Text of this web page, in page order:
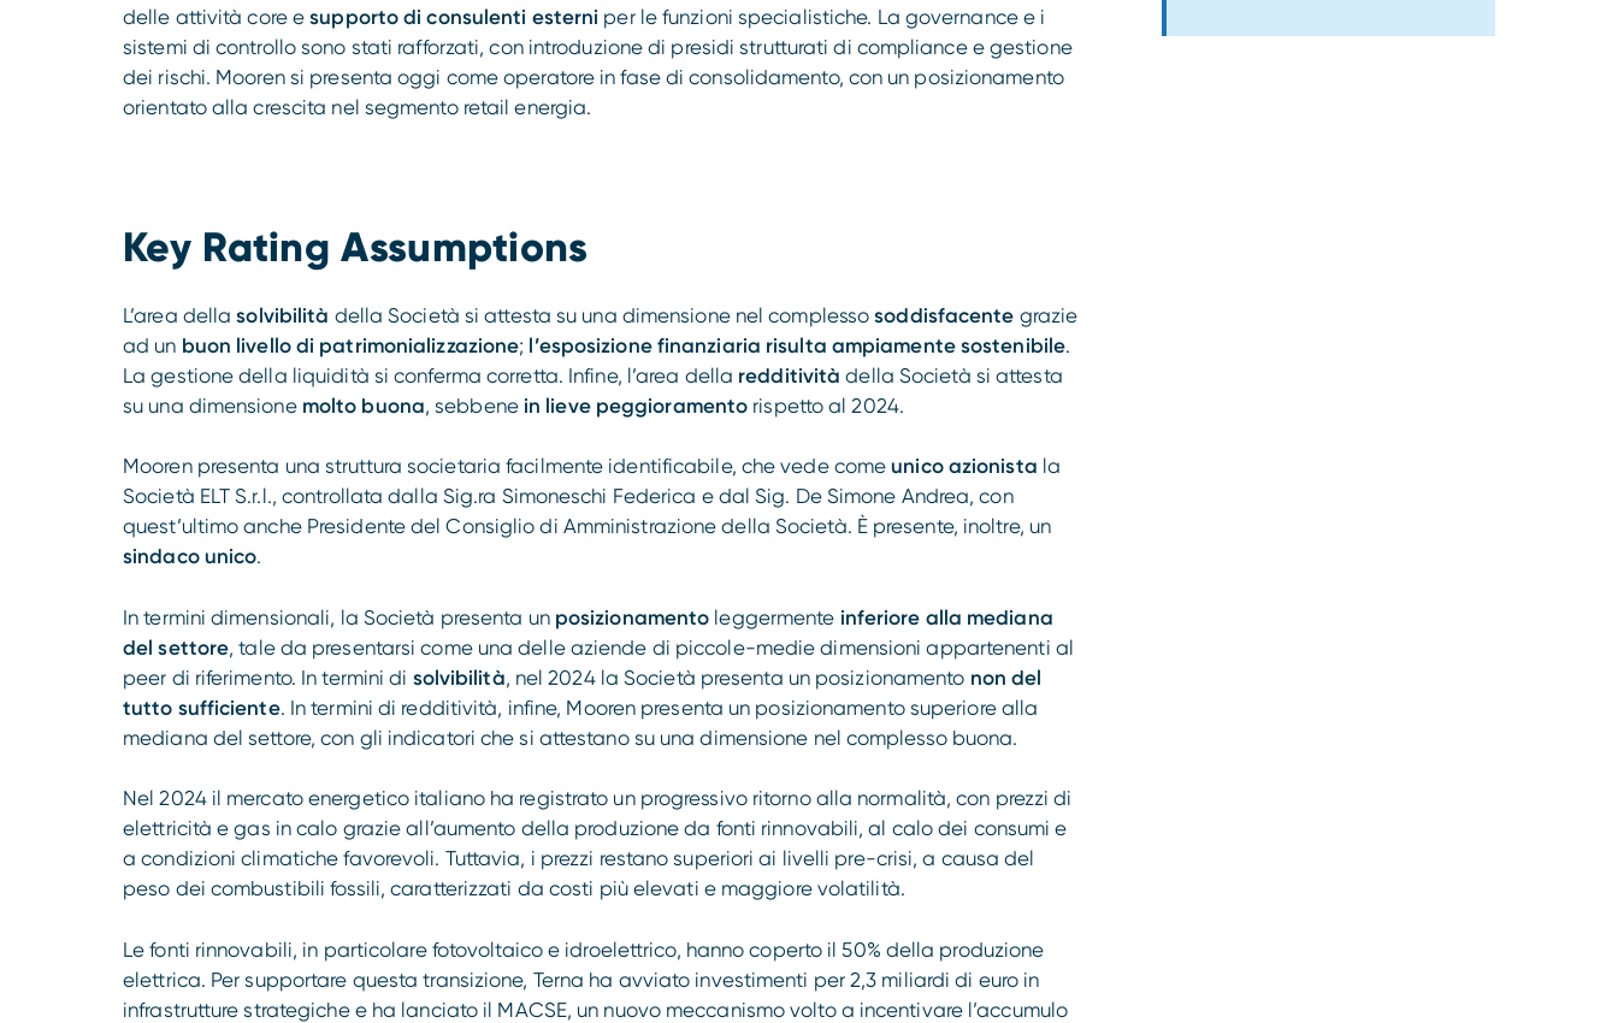
delle attività core esupporto di consulenti esterni per le funzioni specialistiche. La governance e i
sistemi di controllo sono stati rafforzati, con introduzione di presidi strutturati di compliance e gestione
dei rischi. Mooren si presenta oggi come operatore in fase di consolidamento, con un posizionamento
orientato alla crescita nel segmento retail energia.
Key Rating Assumptions
L’area dellasolvibilità della Società si attesta su una dimensione nel complessosoddisfacente grazie
ad un buon livello di patrimonializzazione; l’esposizione finanziaria risulta ampiamente sostenibile.
La gestione della liquidità si conferma corretta. Infine, l’area della redditività della Società si attesta
su una dimensione molto buona, sebbene in lieve peggioramento rispetto al 2024.
Mooren presenta una struttura societaria facilmente identificabile, che vede comeunico azionista la
Società ELT S.r.l., controllata dalla Sig.ra Simoneschi Federica e dal Sig. De Simone Andrea, con
quest’ultimo anche Presidente del Consiglio di Amministrazione della Società. È presente, inoltre, un
sindaco unico.
In termini dimensionali, la Società presenta un posizionamento leggermente inferiore alla mediana
del settore, tale da presentarsi come una delle aziende di piccole-medie dimensioni appartenenti al
peer di riferimento. In termini di solvibilità, nel 2024 la Società presenta un posizionamento non del
tutto sufficiente. In termini di redditività, infine, Mooren presenta un posizionamento superiore alla
mediana del settore, con gli indicatori che si attestano su una dimensione nel complesso buona.
Nel 2024 il mercato energetico italiano ha registrato un progressivo ritorno alla normalità, con prezzi di
elettricità e gas in calo grazie all’aumento della produzione da fonti rinnovabili, al calo dei consumi e
a condizioni climatiche favorevoli. Tuttavia, i prezzi restano superiori ai livelli pre-crisi, a causa del
peso dei combustibili fossili, caratterizzati da costi più elevati e maggiore volatilità.
Le fonti rinnovabili, in particolare fotovoltaico e idroelettrico, hanno coperto il 50% della produzione
elettrica. Per supportare questa transizione, Terna ha avviato investimenti per 2,3 miliardi di euro in
infrastrutture strategiche e ha lanciato il MACSE, un nuovo meccanismo volto a incentivare l’accumulo